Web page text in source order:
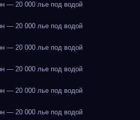
— 20 000 лье под водой
— 20 000 лье под водой
— 20 000 лье под водой
— 20 000 лье под водой
— 20 000 лье под водой
— 20 000 лье под водой